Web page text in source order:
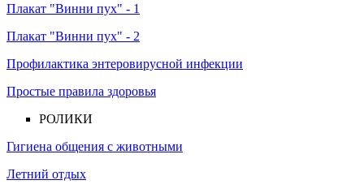
Плакат "Винни пух" - 1
Плакат "Винни пух" - 2
Профилактика энтеровирусной инфекции
Простые правила здоровья
РОЛИКИ
Гигиена общения с животными
Летний отдых